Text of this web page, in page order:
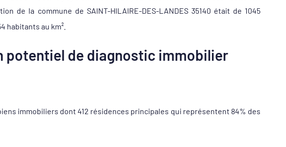
de la commune de SAINT-HILAIRE-DES-LANDES 35140 était de 1045
habitants au km².
potentiel de diagnostic immobilier
immobiliers dont 412 résidences principales qui représentent 84% des